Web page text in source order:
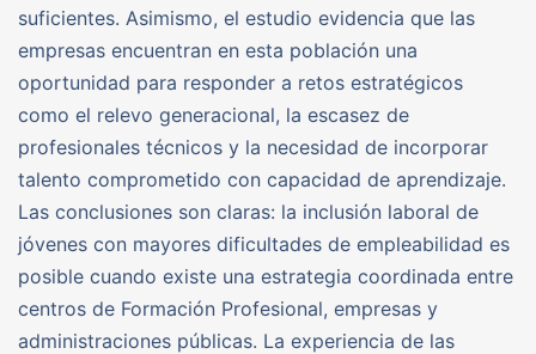
suficientes. Asimismo, el estudio evidencia que las
empresas encuentran en esta población una
oportunidad para responder a retos estratégicos
como el relevo generacional, la escasez de
profesionales técnicos y la necesidad de incorporar
talento comprometido con capacidad de aprendizaje.
Las conclusiones son claras: la inclusión laboral de
jóvenes con mayores dificultades de empleabilidad es
posible cuando existe una estrategia coordinada entre
centros de Formación Profesional, empresas y
administraciones públicas. La experiencia de las